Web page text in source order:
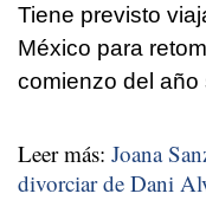
Tiene previsto
México para
comienzo del año
Leer más: Joana
divorciar de Dani